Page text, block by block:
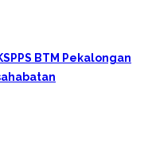
BTM Pekalongan